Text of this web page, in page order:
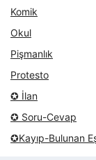
Komik
Okul
Pişmanlık
Protesto
✪ İlan
✪ Soru-Cevap
✪Kayıp-Bulunan